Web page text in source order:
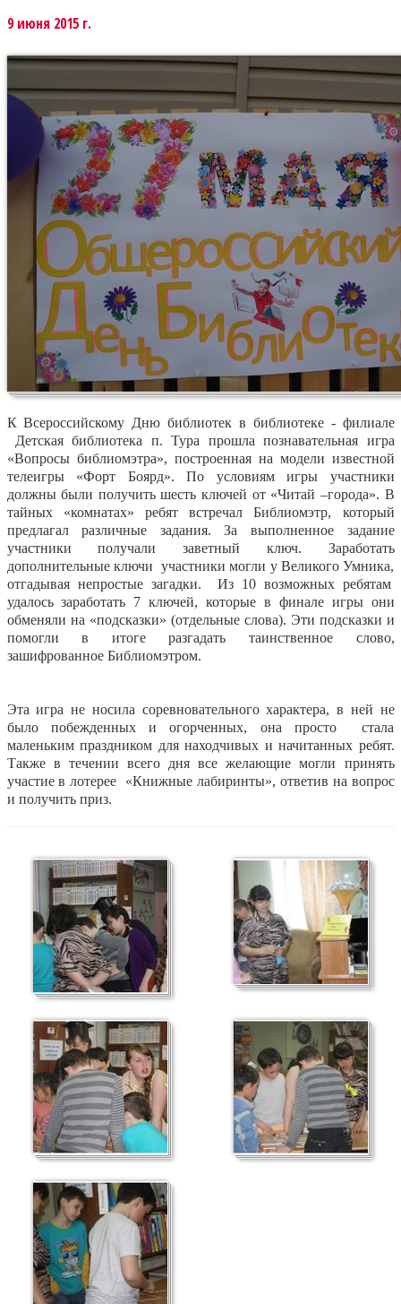
9 июня 2015 г.
К Всероссийскому Дню библиотек в библиотеке - филиале
Детская библиотека п. Тура прошла познавательная игра
«Вопросы библиомэтра», построенная на модели известной
телеигры «Форт Боярд». По условиям игры участники
должны были получить шесть ключей от «Читай –города». В
тайных «комнатах» ребят встречал Библиомэтр, который
предлагал различные задания. За выполненное задание
участники получали заветный ключ. Заработать
дополнительные ключи участники могли у Великого Умника,
отгадывая непростые загадки. Из 10 возможных ребятам
удалось заработать 7 ключей, которые в финале игры они
обменяли на «подсказки» (отдельные слова). Эти подсказки и
помогли в итоге разгадать таинственное слово,
зашифрованное Библиомэтром.
Эта игра не носила соревновательного характера, в ней не
было побежденных и огорченных, она просто стала
маленьким праздником для находчивых и начитанных ребят.
Также в течении всего дня все желающие могли принять
участие в лотерее «Книжные лабиринты», ответив на вопрос
и получить приз.